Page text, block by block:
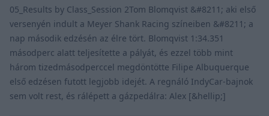
05_Results by Class_Session 2Tom Blomqvist &#8211; aki első
versenyén indult a Meyer Shank Racing színeiben &#8211; a
nap második edzésén az élre tört. Blomqvist 1:34.351
másodperc alatt teljesítette a pályát, és ezzel több mint
három tizedmásodperccel megdöntötte Filipe Albuquerque
első edzésen futott legjobb idejét. A regnáló IndyCar-bajnok
sem volt rest, és rálépett a gázpedálra: Alex [&hellip;]